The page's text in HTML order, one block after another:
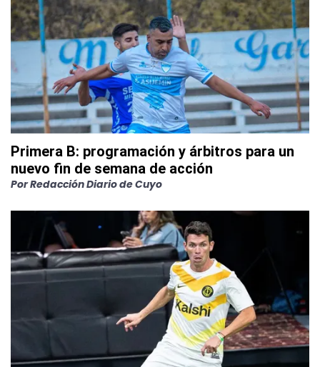
Primera B: programación y árbitros para un
nuevo fin de semana de acción
PorRedacción Diario de Cuyo